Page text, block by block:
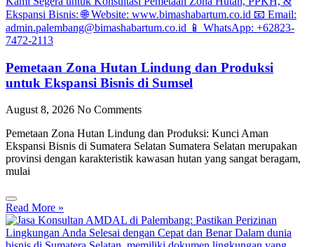
Pemetaan Zona Hutan Lindung dan Produksi
untuk Ekspansi Bisnis di Sumsel
August 8, 2026 No Comments
Pemetaan Zona Hutan Lindung dan Produksi: Kunci Aman
Ekspansi Bisnis di Sumatera Selatan Sumatera Selatan merupakan
provinsi dengan karakteristik kawasan hutan yang sangat beragam,
mulai
Read More »